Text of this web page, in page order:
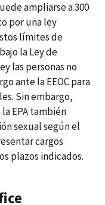
ampliarse a 300
por una ley
límites de
la Ley de
las personas no
ante la EEOC para
Sin embargo,
EPA también
sexual según el
cargos
plazos indicados.